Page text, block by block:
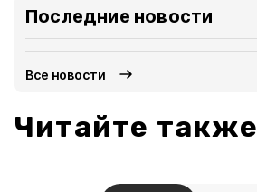
Последние новости
Все новости
Читайте также